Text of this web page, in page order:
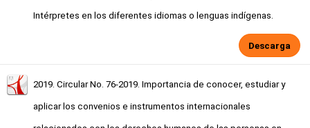
Intérpretes en los diferentes idiomas o lenguas indígenas.
Descarga
2019. Circular No. 76-2019. Importancia de conocer, estudiar y
aplicar los convenios e instrumentos internacionales